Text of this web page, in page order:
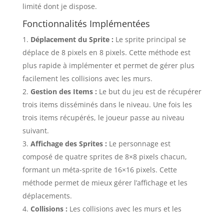
limité dont je dispose.
Fonctionnalités Implémentées
Déplacement du Sprite : Le sprite principal se
déplace de 8 pixels en 8 pixels. Cette méthode est
plus rapide à implémenter et permet de gérer plus
facilement les collisions avec les murs.
Gestion des Items : Le but du jeu est de récupérer
trois items disséminés dans le niveau. Une fois les
trois items récupérés, le joueur passe au niveau
suivant.
Affichage des Sprites : Le personnage est
composé de quatre sprites de 8×8 pixels chacun,
formant un méta-sprite de 16×16 pixels. Cette
méthode permet de mieux gérer l’affichage et les
déplacements.
Collisions : Les collisions avec les murs et les